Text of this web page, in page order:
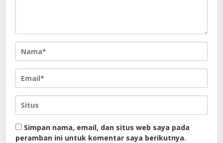
Simpan nama, email, dan situs web saya pada
peramban ini untuk komentar saya berikutnya.